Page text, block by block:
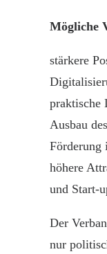
Mögliche
stärkere
praktische
Ausbau
Förderung
höhere
und Start-
Der
nur